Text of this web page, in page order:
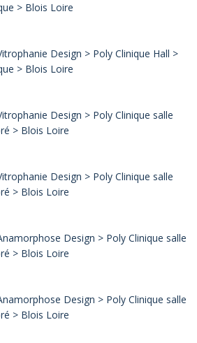
> Blois Loire
Design > Poly Clinique Hall >
> Blois Loire
Design > Poly Clinique salle
> Blois Loire
Design > Poly Clinique salle
> Blois Loire
Design > Poly Clinique salle
> Blois Loire
Design > Poly Clinique salle
> Blois Loire